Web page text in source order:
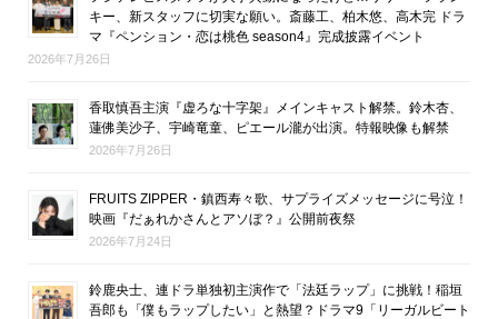
キー、新スタッフに切実な願い。斎藤工、柏木悠、高木完 ドラ
マ『ペンション・恋は桃色 season4』完成披露イベント
2026年7月26日
香取慎吾主演『虚ろな十字架』メインキャスト解禁。鈴木杏、
蓮佛美沙子、宇崎竜童、ピエール瀧が出演。特報映像も解禁
2026年7月26日
FRUITS ZIPPER・鎮西寿々歌、サプライズメッセージに号泣！
映画『だぁれかさんとアソぼ？』公開前夜祭
2026年7月24日
鈴鹿央士、連ドラ単独初主演作で「法廷ラップ」に挑戦！稲垣
吾郎も「僕もラップしたい」と熱望？ドラマ9「リーガルビート